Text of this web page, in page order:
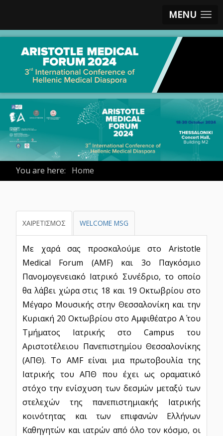
MENU
You are here: Home
ΧΑΙΡΕΤΙΣΜΟΣ WELCOME MSG
Με χαρά σας προσκαλούμε στο Aristotle
Medical Forum (AMF) και 3ο Παγκόσμιο
Πανομογενειακό Ιατρικό Συνέδριο, το οποίο
θα λάβει χώρα στις 18 και 19 Οκτωβρίου στο
Μέγαρο Μουσικής στην Θεσσαλονίκη και την
Κυριακή 20 Οκτωβρίου στο Αμφιθέατρο Α΄ του
Τμήματος Ιατρικής στο Campus του
Αριστοτέλειου Πανεπιστημίου Θεσσαλονίκης
(ΑΠΘ). Το AMF είναι μια πρωτοβουλία της
Ιατρικής του ΑΠΘ που έχει ως οραματικό
στόχο την ενίσχυση των δεσμών μεταξύ των
στελεχών της πανεπιστημιακής Ιατρικής
κοινότητας και των επιφανών Ελλήνων
Καθηγητών και ιατρών από όλο τον κόσμο, οι